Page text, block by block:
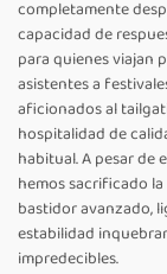
completamente
capacidad de
para quienes viajan
asistentes a
aficionados al
hospitalidad de
habitual. A pesar de
hemos sacrificado
bastidor avanzado,
estabilidad
impredecibles.